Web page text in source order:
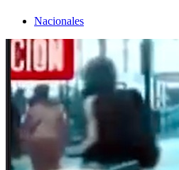
Nacionales